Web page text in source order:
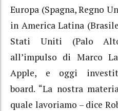
Europa (Spagna, Regno
in America Latina
Stati Uniti (Palo
all’impulso di Marco
Apple, e oggi
board. “La nostra
quale lavoriamo – dice